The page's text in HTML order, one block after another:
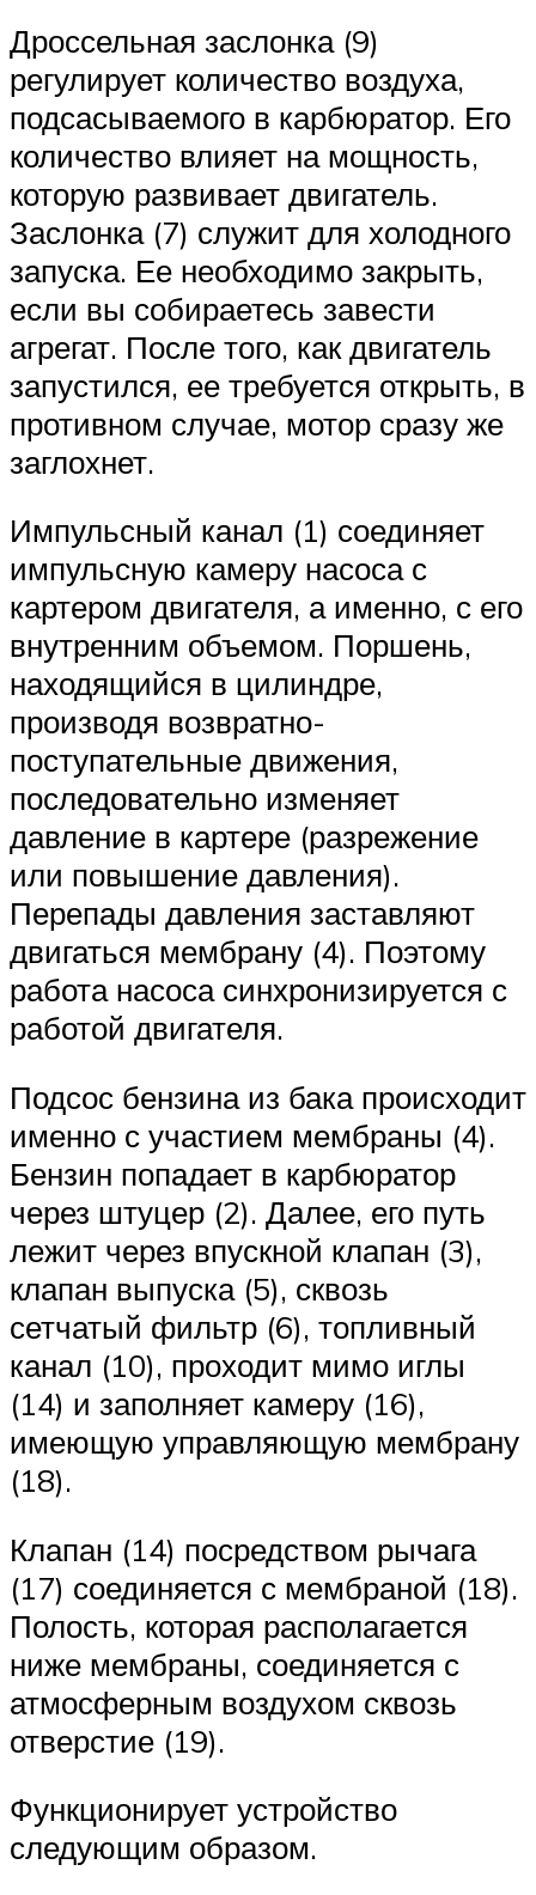
Дроссельная заслонка (9)
регулирует количество воздуха,
подсасываемого в карбюратор. Его
количество влияет на мощность,
которую развивает двигатель.
Заслонка (7) служит для холодного
запуска. Ее необходимо закрыть,
если вы собираетесь завести
агрегат. После того, как двигатель
запустился, ее требуется открыть, в
противном случае, мотор сразу же
заглохнет.
Импульсный канал (1) соединяет
импульсную камеру насоса с
картером двигателя, а именно, с его
внутренним объемом. Поршень,
находящийся в цилиндре,
производя возвратно-
поступательные движения,
последовательно изменяет
давление в картере (разрежение
или повышение давления).
Перепады давления заставляют
двигаться мембрану (4). Поэтому
работа насоса синхронизируется с
работой двигателя.
Подсос бензина из бака происходит
именно с участием мембраны (4).
Бензин попадает в карбюратор
через штуцер (2). Далее, его путь
лежит через впускной клапан (3),
клапан выпуска (5), сквозь
сетчатый фильтр (6), топливный
канал (10), проходит мимо иглы
(14) и заполняет камеру (16),
имеющую управляющую мембрану
(18).
Клапан (14) посредством рычага
(17) соединяется с мембраной (18).
Полость, которая располагается
ниже мембраны, соединяется с
атмосферным воздухом сквозь
отверстие (19).
Функционирует устройство
следующим образом.